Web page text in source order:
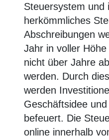
Steuersystem und
herkömmliches
Abschreibungen
Jahr in voller
nicht über Jahre
werden. Durch
werden
Geschäftsidee
befeuert. Die
online innerhalb